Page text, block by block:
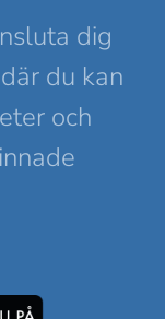
dig
du kan
och